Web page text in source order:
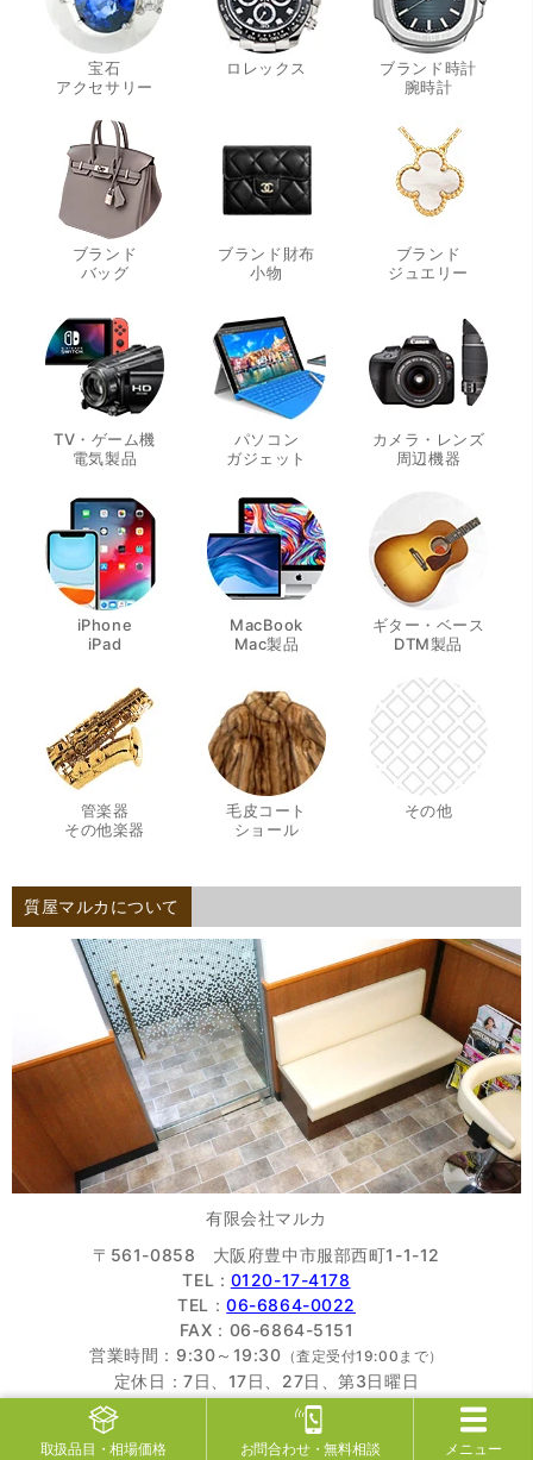
取扱品目 ・相場価格 お問合わせ・無料相談 メニュー
宝石
アクセサリー
ロレックス
ブランド時計
腕時計
ブランド
バッグ
ブランド財布
小物
ブランド
ジュエリー
TV・ゲーム機
電気製品
パソコン
ガジェット
カメラ・レンズ
周辺機器
iPhone
iPad
MacBook
Mac製品
ギター・ベース
DTM製品
管楽器
その他楽器
毛皮コート
ショール
その他
質屋マルカについて
有限会社マルカ
〒561-0858 大阪府豊中市服部西町1-1-12
TEL : 0120-17-4178
TEL：06-6864-0022
FAX：06-6864-5151
営業時間：9:30～19:30 （査定受付19:00まで）
定休日：7日、17日、27日、第3日曜日
大阪質屋協同組合 加盟店
全国質屋組合連合会
加盟店